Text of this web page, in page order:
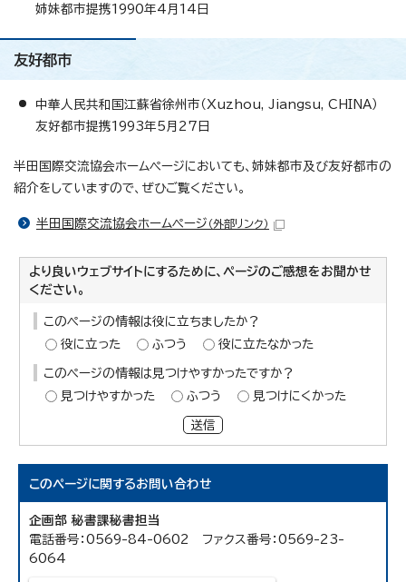
姉妹都市提携1990年4月14日
友好都市
中華人民共和国江蘇省徐州市（Xuzhou, Jiangsu, CHINA）
友好都市提携1993年5月27日
半田国際交流協会ホームページにおいても、姉妹都市及び友好都市の
紹介をしていますので、ぜひご覧ください。
半田国際交流協会ホームページ （外部リンク）
より良いウェブサイトにするために、ページのご感想をお聞かせ
ください。
このページの情報は役に立ちましたか？
役に立った
ふつう 役に立たなかった
このページの情報は見つけやすかったですか？
見つけやすかった
ふつう 見つけにくかった
送信
このページに関するお問い合わせ
企画部 秘書課秘書担当
電話番号：0569-84-0602 ファクス番号：0569-23-
6064